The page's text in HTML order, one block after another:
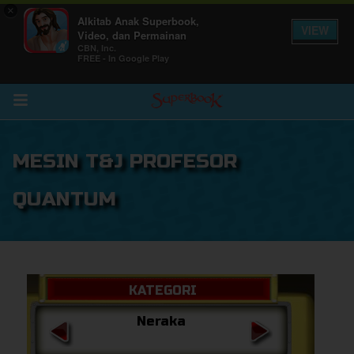
×
Alkitab Anak Superbook,
Video, dan Permainan
CBN, Inc.
FREE - In Google Play
VIEW
Return to Content
MESIN T&J PROFESOR
QUANTUM
Neraka
KATEGORI